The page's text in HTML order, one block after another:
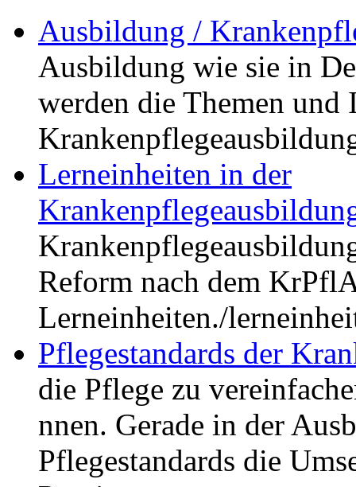
Ausbildung /
Ausbildung wie sie in
werden die Themen und
Lerneinheiten in der
Reform nach dem
Lerneinheiten./
Pflegestandards der
die Pflege zu
nnen. Gerade in der
Pflegestandards die